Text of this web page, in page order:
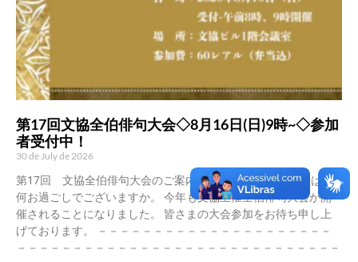
第17回文協全伯俳句大会◇8月16日(日)9時~◇参加
者受付中！
30 de July de 2026
第17回 文協全伯俳句大会のご案内 俳句愛好者の皆さまには如
何お過ごしでございますか。 今年も文協主催全伯俳句大会が開
催されることになりました。 皆さまの大会参加をお待ち申し上
げております。 －－－－－－－－－－－－－－－－－－－－－
－－－－－－－－－－－－－－－－－－－－－－－－－－－－－